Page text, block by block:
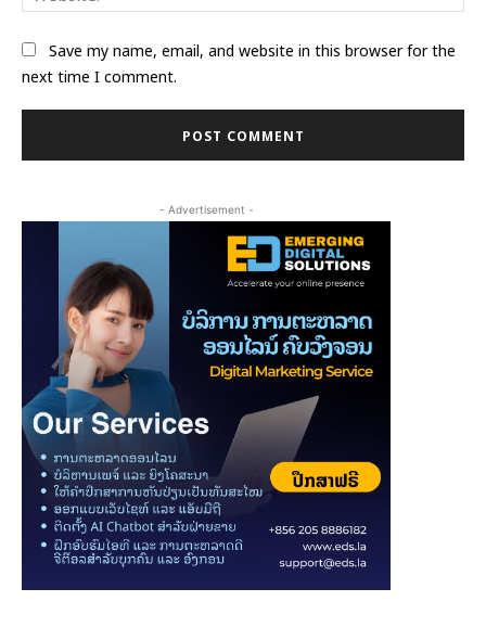
Save my name, email, and website in this browser for the
next time I comment.
- Advertisement -